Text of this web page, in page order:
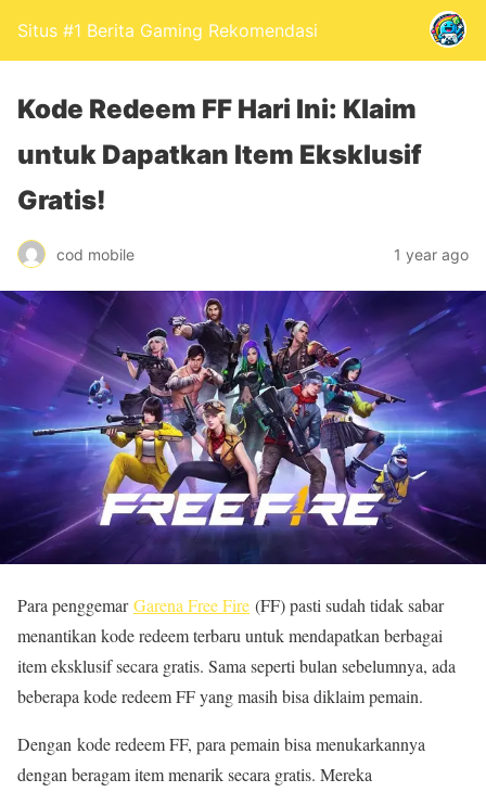
Situs #1 Berita Gaming Rekomendasi
Kode Redeem FF Hari Ini: Klaim
untuk Dapatkan Item Eksklusif
Gratis!
cod mobile 1 year ago
Para penggemarGarena Free Fire (FF) pasti sudah tidak sabar
menantikan kode redeem terbaru untuk mendapatkan berbagai
item eksklusif secara gratis. Sama seperti bulan sebelumnya, ada
beberapa kode redeem FF yang masih bisa diklaim pemain.
Dengan kode redeem FF, para pemain bisa menukarkannya
dengan beragam item menarik secara gratis. Mereka